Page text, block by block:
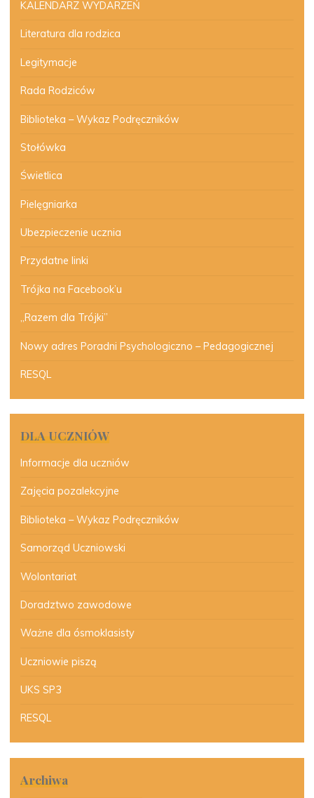
KALENDARZ WYDARZEŃ
Literatura dla rodzica
Legitymacje
Rada Rodziców
Biblioteka – Wykaz Podręczników
Stołówka
Świetlica
Pielęgniarka
Ubezpieczenie ucznia
Przydatne linki
Trójka na Facebook’u
„Razem dla Trójki”
Nowy adres Poradni Psychologiczno – Pedagogicznej
RESQL
DLA UCZNIÓW
Informacje dla uczniów
Zajęcia pozalekcyjne
Biblioteka – Wykaz Podręczników
Samorząd Uczniowski
Wolontariat
Doradztwo zawodowe
Ważne dla ósmoklasisty
Uczniowie piszą
UKS SP3
RESQL
Archiwa